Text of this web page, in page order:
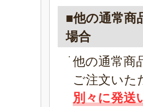
■他の通常商
場合
他の通常商
ご注文いた
別々に発送